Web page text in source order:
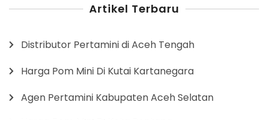
Artikel Terbaru
Distributor Pertamini di Aceh Tengah
Harga Pom Mini Di Kutai Kartanegara
Agen Pertamini Kabupaten Aceh Selatan